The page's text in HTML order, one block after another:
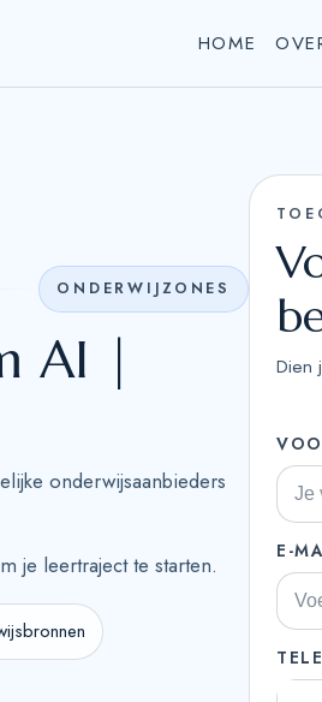
HOME
ONDERWIJZONES
AI |
onderwijsaanbieders
je leertraject te starten.
Dien
E-